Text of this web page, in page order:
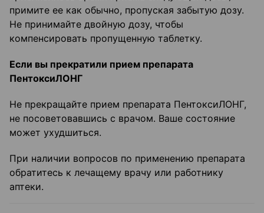
примите ее как обычно, пропуская забытую дозу.
Не принимайте двойную дозу, чтобы
компенсировать пропущенную таблетку.
Если вы прекратили прием препарата
ПентоксиЛОНГ
Не прекращайте прием препарата ПентоксиЛОНГ,
не посоветовавшись с врачом. Ваше состояние
может ухудшиться.
При наличии вопросов по применению препарата
обратитесь к лечащему врачу или работнику
аптеки.